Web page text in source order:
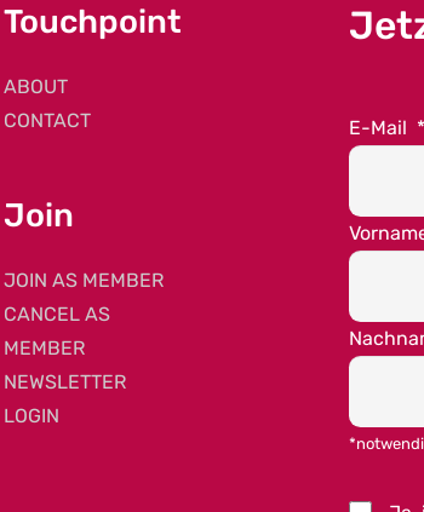
Touchpoint
ABOUT
CONTACT
Join
JOIN AS MEMBER
CANCEL AS
MEMBER
NEWSLETTER
LOGIN
E-Mail *